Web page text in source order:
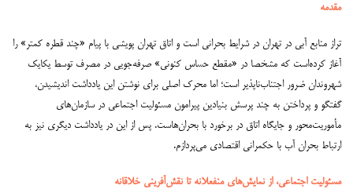
مقدمه
تراز منابع آبی در تهران در شرایط بحرانی است و اتاق تهران پویشی با پیام «چند قطره کمتر» را
آغاز کرده‌است که مشخصا در «مقطع حساس کنونی» صرفه‌جویی در مصرف توسط یکایک
شهروندان ضرور اجتناب‌ناپذیر است؛ اما محرک اصلی برای نوشتن این یادداشت اندیشیدن،
گفتگو و پرداختن به چند پرسش بنیادین پیرامون مسئولیت اجتماعی در سازمان‌های
مأموریت‌محور و جایگاه اتاق در برخورد با بحران‌هاست. پس از این در یادداشت دیگری نیز به
ارتباط بحران آب با حکمرانی اقتصادی می‌پردازم.
مسئولیت اجتماعی، از نمایش‌های منفعلانه تا نقش‌آفرینی خلاقانه